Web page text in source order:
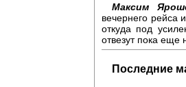
Максим
вечернего рейса
откуда под
отвезут пока еще
Последние